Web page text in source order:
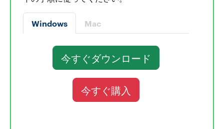
Windows Mac
今すぐダウンロード
今すぐ購入